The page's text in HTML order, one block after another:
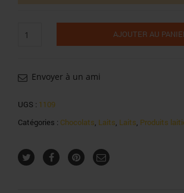
de
Gusto
256g
AJOUTER AU
Envoyer à un ami
UGS : 1109
Catégories : Chocolats, Laits, Laits, Produits